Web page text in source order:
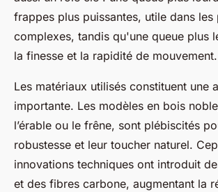
frappes plus puissantes, utile dans les
complexes, tandis qu'une queue plus
la finesse et la rapidité de mouvement.
Les matériaux utilisés constituent une
importante. Les modèles en bois
l’érable ou le frêne, sont plébiscités
robustesse et leur toucher naturel.
innovations techniques ont introduit
et des fibres carbone, augmentant la